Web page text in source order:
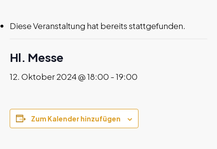
Diese Veranstaltung hat bereits stattgefunden.
Hl. Messe
12. Oktober 2024 @ 18:00 -19:00
Zum Kalender hinzufügen